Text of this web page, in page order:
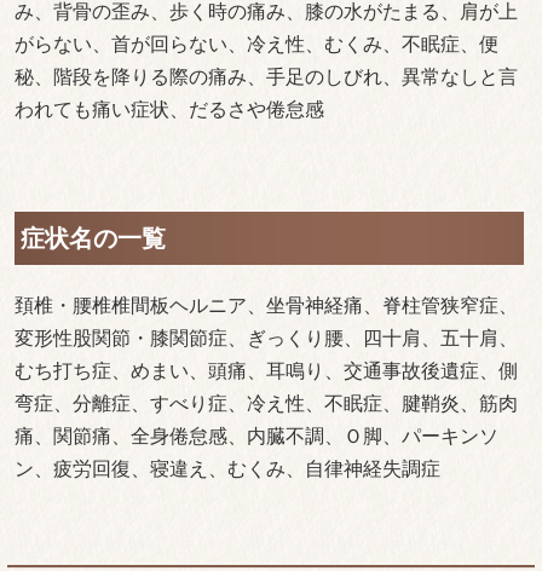
み、背骨の歪み、歩く時の痛み、膝の水がたまる、肩が上
がらない、首が回らない、冷え性、むくみ、不眠症、便
秘、階段を降りる際の痛み、手足のしびれ、異常なしと言
われても痛い症状、だるさや倦怠感
症状名の一覧
頚椎・腰椎椎間板ヘルニア、坐骨神経痛、脊柱管狭窄症、
変形性股関節・膝関節症、ぎっくり腰、四十肩、五十肩、
むち打ち症、めまい、頭痛、耳鳴り、交通事故後遺症、側
弯症、分離症、すべり症、冷え性、不眠症、腱鞘炎、筋肉
痛、関節痛、全身倦怠感、内臓不調、Ｏ脚、パーキンソ
ン、疲労回復、寝違え、むくみ、自律神経失調症